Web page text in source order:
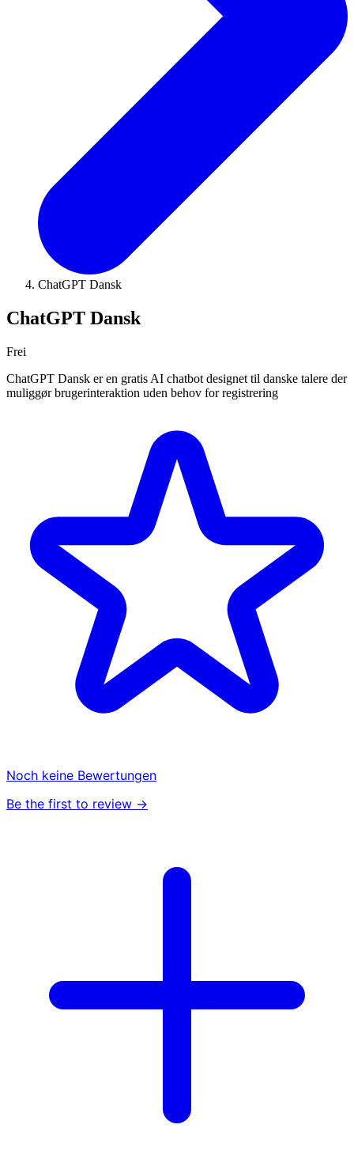
ChatGPT Dansk
ChatGPT Dansk
Frei
ChatGPT Dansk er en gratis AI chatbot designet til danske talere der
muliggør brugerinteraktion uden behov for registrering
Noch keine Bewertungen
Be the first to review →